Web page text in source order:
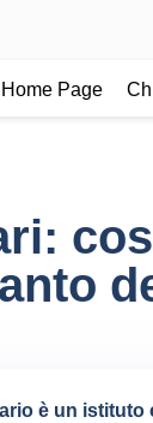
Home Page
è un